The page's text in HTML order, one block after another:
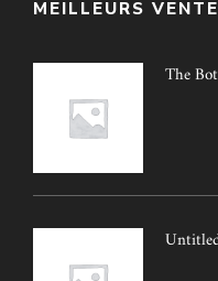
MEILLEURS
The